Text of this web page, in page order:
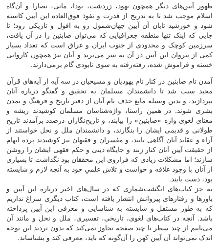
ظهور آیین‌‌های دیگر همچون یهود، زردشت، بودا، مانی، نصارا و آن‌‌گاه
اسلام موجب شد تا به تدریج از قدرت و نفوذ فوق‌العاده این آیین کاسته
شود و خورشید تابان آن آیین جهان‌شمول رو به افول و تاریکی رود؛ تا
جایی که اینک تنها منطقه جغرافیایی که می‌‌توان صابئین را در آن یافت،
سرزمین کوچک و محدودی از جنوب ایران و عراق است که تعداد بسیار
کمی از پیروان این آیین در آن به سر می‌‌برند و آنان نیز همچون کاروانی
خسته و فراموش شده، رفته‌‌رفته به سوی نابودی گام برمی‌‌دارند.
آمدن نام صابئین در کنار نام یهودیان و مسیحیان در سه آیه از آیه‌‌های قرآن
مجید سبب شد تا دانشمندان مسلمان به تحقیق و گفتگو درباره آنان
بپردازند، و بدین وسیله مانع حذف نام آنان از دفتر تاریخ و فرهنگ و تمدن
بشری شوند. در همین راستا، واژه‌‌شناسان مسلمان کوشیدند ریشه و
معنای لغوی واژه «صابئین» را بیابند، و تاریخ‌‌نگاران درصدد برآمدند تاریخ
طولانی و قدیمی ایشان را بنگارند، و دانشمندان ملل و نحل خواستند از
آراء و عقاید آنان آگاهی یابند، و مفسران و فقیهان نیز کوشیدند پرده ابهام
از حقیقت آیین آنان کنار زنند و جایگاه دینی و حکم فقهی ایشان را روشن
سازند؛ اما مشکلات زیادی که فراروی این محققان بود نگذاشت تا بسیاری
از آنان با وجود علاقه و خواست و تلاش علمیِ خود به آنچه لازم و شایسته
بود، دست یابند.
به جز کتاب‌‌های انگشت‌‌شماری که در سال‌‌های اخیر درباره این آیین و
باورها و رفتارهای پیروانش انتشار یافته است، کتاب دیگری سراغ نداریم
که به ‌‌طور مستقل و شایسته به شناسایی و معرفی این آیین پرداخته
باشد. آنچه در کتاب‌‌های لغوی، تاریخی، تفسیری، ملل و نحل و مانند آن
می‌‌یابیم از چند سطر تا چند صفحه تجاوز نمی‌‌کند که بدون تردید این توجه
اندک نمی‌‌تواند آن آیین کهن را آن‌‌گونه که باید، معرفی کند و بشناساند.